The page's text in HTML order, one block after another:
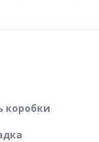
коробки